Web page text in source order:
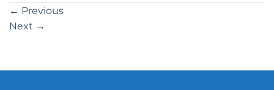
← Previous
Next →